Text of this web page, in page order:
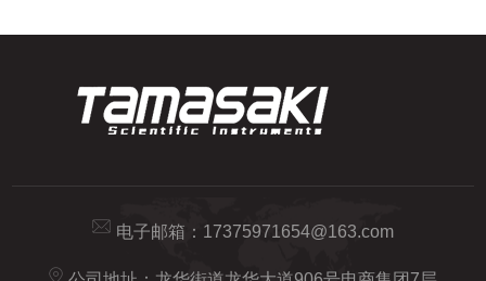
电子邮箱： 17375971654@163.com